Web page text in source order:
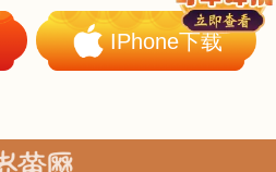
IPhone下载